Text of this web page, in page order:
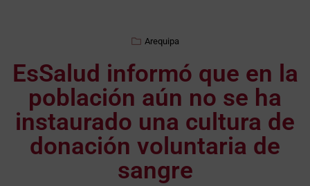
Arequipa
EsSalud informó que en la
población aún no se ha
instaurado una cultura de
donación voluntaria de
sangre